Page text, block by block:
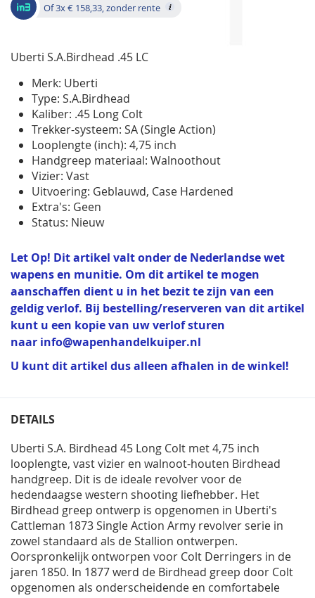
Of 3x € 158,33, zonder rente
Uberti S.A.Birdhead .45 LC
Merk: Uberti
Type: S.A.Birdhead
Kaliber: .45 Long Colt
Trekker-systeem: SA (Single Action)
Looplengte (inch): 4,75 inch
Handgreep materiaal: Walnoothout
Vizier: Vast
Uitvoering: Geblauwd, Case Hardened
Extra's: Geen
Status: Nieuw
Let Op! Dit artikel valt onder de Nederlandse wet
wapens en munitie. Om dit artikel te mogen
aanschaffen dient u in het bezit te zijn van een
geldig verlof. Bij bestelling/reserveren van dit artikel
kunt u een kopie van uw verlof sturen
naar info@wapenhandelkuiper.nl
U kunt dit artikel dus alleen afhalen in de winkel!
DETAILS
Uberti S.A. Birdhead 45 Long Colt met 4,75 inch
looplengte, vast vizier en walnoot-houten Birdhead
handgreep. Dit is de ideale revolver voor de
hedendaagse western shooting liefhebber. Het
Birdhead greep ontwerp is opgenomen in Uberti's
Cattleman 1873 Single Action Army revolver serie in
zowel standaard als de Stallion ontwerpen.
Oorspronkelijk ontworpen voor Colt Derringers in de
jaren 1850. In 1877 werd de Birdhead greep door Colt
opgenomen als onderscheidende en comfortabele